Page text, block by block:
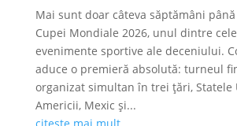
Mai sunt doar câteva săptămâni
Cupei Mondiale 2026, unul dintre
evenimente sportive ale deceniului.
aduce o premieră absolută: turneul
organizat simultan în trei țări, Statele
Americii, Mexic și...